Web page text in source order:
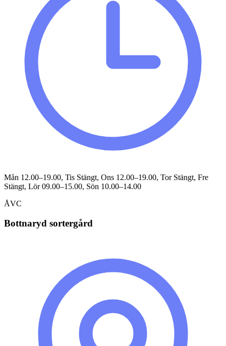
Mån 12.00–19.00, Tis Stängt, Ons 12.00–19.00, Tor Stängt, Fre
Stängt, Lör 09.00–15.00, Sön 10.00–14.00
ÅVC
Bottnaryd sortergård